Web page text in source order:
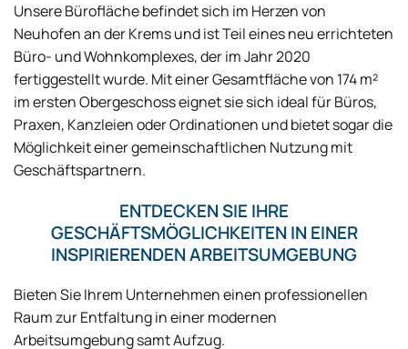
Unsere Bürofläche befindet sich im Herzen von
Neuhofen an der Krems und ist Teil eines neu errichteten
Büro- und Wohnkomplexes, der im Jahr 2020
fertiggestellt wurde. Mit einer Gesamtfläche von 174 m²
im ersten Obergeschoss eignet sie sich ideal für Büros,
Praxen, Kanzleien oder Ordinationen und bietet sogar die
Möglichkeit einer gemeinschaftlichen Nutzung mit
Geschäftspartnern.
ENTDECKEN SIE IHRE
GESCHÄFTSMÖGLICHKEITEN IN EINER
INSPIRIERENDEN ARBEITSUMGEBUNG
Bieten Sie Ihrem Unternehmen einen professionellen
Raum zur Entfaltung in einer modernen
Arbeitsumgebung samt Aufzug.